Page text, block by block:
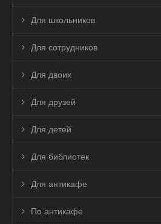
Для школьников
Для сотрудников
Для двоих
Для друзей
Для детей
Для библиотек
Для антикафе
По антикафе